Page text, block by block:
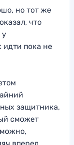
но тот же
что
у
пока не
защитника,
сможет